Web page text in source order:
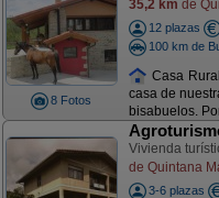
8 Fotos
35,2 km de
12 plazas
100 km de
Casa
casa de
bisabuelos.
Vivienda
de Quintana
3-6 plazas